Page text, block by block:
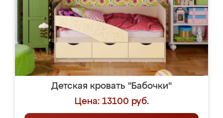
Детская кровать "Бабочки"
Цена: 13100 руб.